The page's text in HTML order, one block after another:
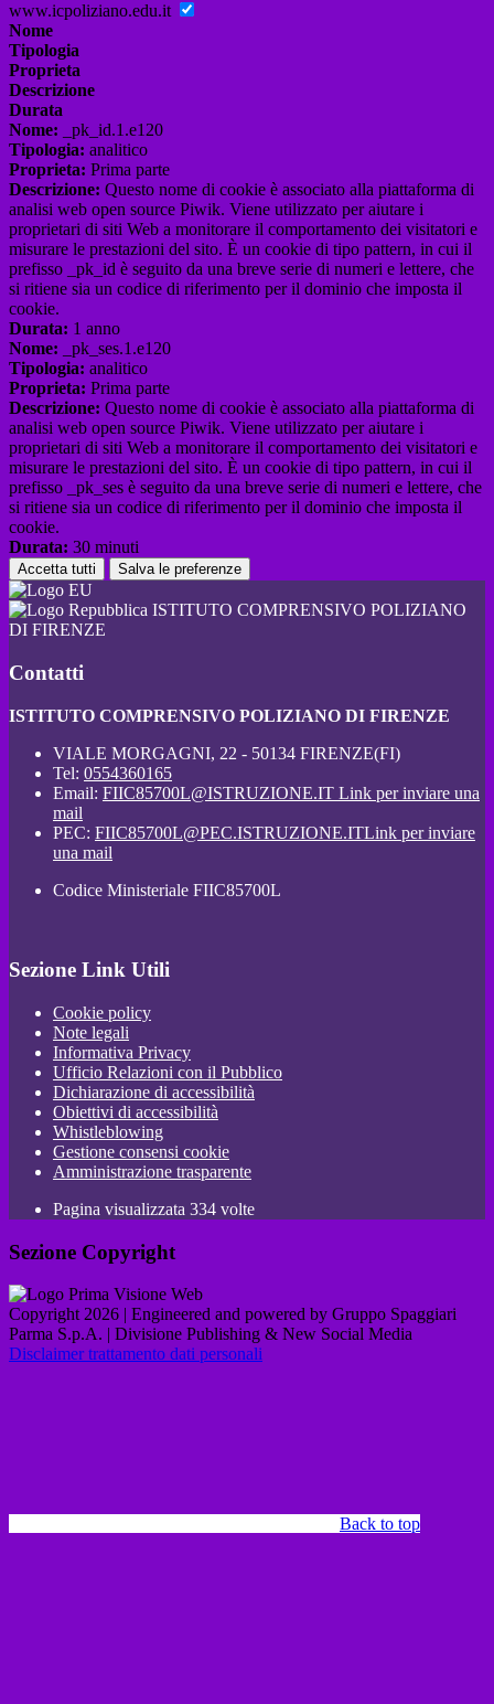
www.icpoliziano.edu.it
Nome
Tipologia
Proprieta
Descrizione
Durata
Nome: _pk_id.1.e120
Tipologia: analitico
Proprieta: Prima parte
Descrizione: Questo nome di cookie è associato alla piattaforma di
analisi web open source Piwik. Viene utilizzato per aiutare i
proprietari di siti Web a monitorare il comportamento dei visitatori e
misurare le prestazioni del sito. È un cookie di tipo pattern, in cui il
prefisso _pk_id è seguito da una breve serie di numeri e lettere, che
si ritiene sia un codice di riferimento per il dominio che imposta il
cookie.
Durata: 1 anno
Nome: _pk_ses.1.e120
Tipologia: analitico
Proprieta: Prima parte
Descrizione: Questo nome di cookie è associato alla piattaforma di
analisi web open source Piwik. Viene utilizzato per aiutare i
proprietari di siti Web a monitorare il comportamento dei visitatori e
misurare le prestazioni del sito. È un cookie di tipo pattern, in cui il
prefisso _pk_ses è seguito da una breve serie di numeri e lettere, che
si ritiene sia un codice di riferimento per il dominio che imposta il
cookie.
Durata: 30 minuti
Accetta tutti Salva le preferenze
ISTITUTO COMPRENSIVO POLIZIANO
DI FIRENZE
Contatti
ISTITUTO COMPRENSIVO POLIZIANO DI FIRENZE
VIALE MORGAGNI, 22 - 50134 FIRENZE(FI)
Tel: 0554360165
Email: FIIC85700L@ISTRUZIONE.IT Link per inviare una
mail
PEC: FIIC85700L@PEC.ISTRUZIONE.ITLink per inviare
una mail
Codice Ministeriale FIIC85700L
Sezione Link Utili
Cookie policy
Note legali
Informativa Privacy
Ufficio Relazioni con il Pubblico
Dichiarazione di accessibilità
Obiettivi di accessibilità
Whistleblowing
Gestione consensi cookie
Amministrazione trasparente
Pagina visualizzata 334 volte
Sezione Copyright
Copyright 2026 | Engineered and powered by Gruppo Spaggiari
Parma S.p.A. | Divisione Publishing & New Social Media
Disclaimer trattamento dati personali
Back to top